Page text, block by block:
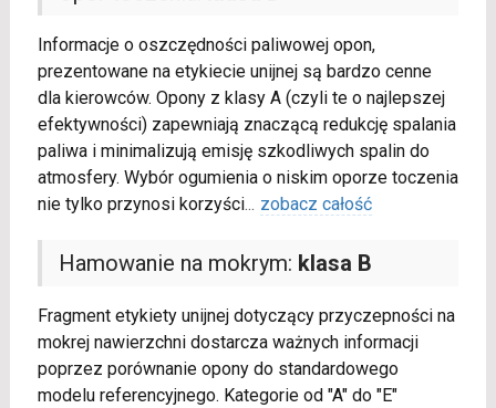
Informacje o oszczędności paliwowej opon,
prezentowane na etykiecie unijnej są bardzo cenne
dla kierowców. Opony z klasy A (czyli te o najlepszej
efektywności) zapewniają znaczącą redukcję spalania
paliwa i minimalizują emisję szkodliwych spalin do
atmosfery. Wybór ogumienia o niskim oporze toczenia
nie tylko przynosi korzyści... zobacz całość
Hamowanie na mokrym: klasa B
Fragment etykiety unijnej dotyczący przyczepności na
mokrej nawierzchni dostarcza ważnych informacji
poprzez porównanie opony do standardowego
modelu referencyjnego. Kategorie od "A" do "E"